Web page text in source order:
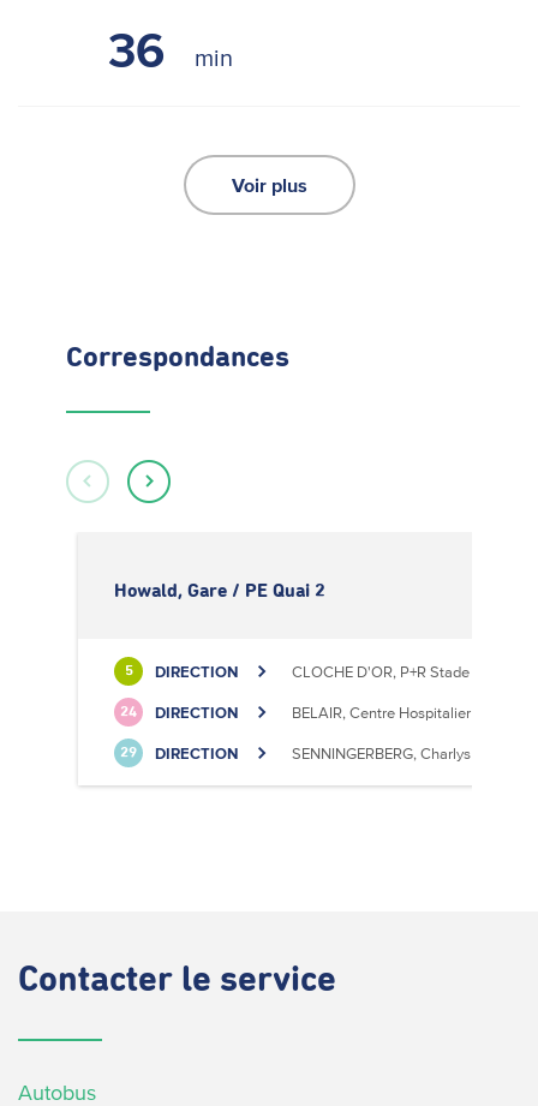
36
Voir plus
Correspondances
Howald, Gare / PE Quai 2
5 DIRECTION CLOCHE D'OR, P+R Stade de
24 DIRECTION BELAIR, Centre Hospitalier
29 DIRECTION SENNINGERBERG, Charlys Statioun
Contacter le service
Autobus